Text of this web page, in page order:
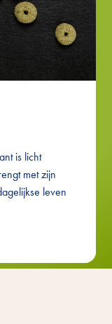
is licht
met zijn
leven